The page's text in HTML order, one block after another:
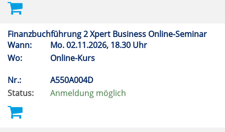
Finanzbuchführung 2 Xpert Business Online-Seminar
Wann:
Mo.02.11.2026, 18.30 Uhr
Wo:
Online-Kurs
Nr.:
A550A004D
Status:
Anmeldung möglich